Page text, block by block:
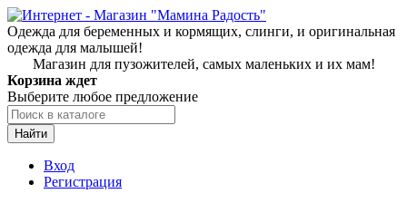
Одежда для беременных и кормящих, слинги, и оригинальная
одежда для малышей!
Магазин для пузожителей, самых маленьких и их мам!
Корзина ждет
Выберите любое предложение
Найти
Вход
Регистрация